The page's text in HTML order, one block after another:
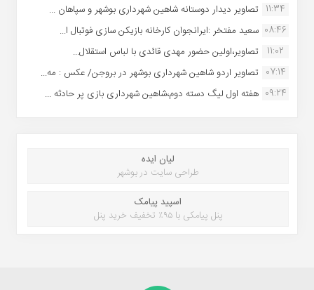
11:34 تصاویر دیدار دوستانه شاهین شهردارى بوشهر و سپاهان ...
08:46 سعید مفتخر :ایرانجوان کارخانه بازیکن سازی فوتبال ا...
11:02
تصاویر،اولین حضور مهدی قائدی با لباس استقلال...
07:14 تصاویر اردو شاهین شهرداری بوشهر در بروجن/ عکس : مه...
09:24 هفته اول لیگ دسته دوم،شاهین شهرداری بازی پر حادثه ...
لیان ایده
طراحی سایت در بوشهر
اسپید پیامک
پنل پیامکی با ۹۵٪ تخفیف خرید پنل